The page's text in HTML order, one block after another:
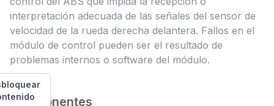
interpretación adecuada de las señales del sensor de
velocidad de la rueda derecha delantera. Fallos en el
módulo de control pueden ser el resultado de
problemas internos o software del módulo.
Componentes